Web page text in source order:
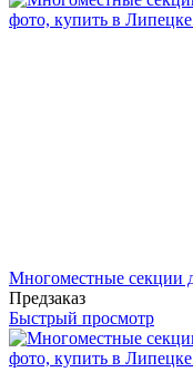
Многоместные секции
Предзаказ
Быстрый просмотр